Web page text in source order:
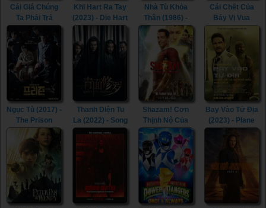
Cái Giá Chúng
Ta Phải Trả
Price We Pay
(2023)
Khi Hart Ra Tay
(2023) - Die Hart
Nhà Tù Khỏa
Thân (1986) -
The Naked
Cage (1986)
Cái Chết Của
Bảy Vị Vua
(2023) - The
Last Kingdom:
Seven Kings
Must Die (2023)
Ngục Tù (2017) -
The Prison
(2017)
Thanh Diện Tu
La (2022) - Song
of the
Assassins
(2022)
Shazam! Cơn
Thịnh Nộ Của
Các Vị Thần
(2023) -
Shazam! Fury of
the Gods (2023)
Bay Vào Tử Địa
(2023) - Plane